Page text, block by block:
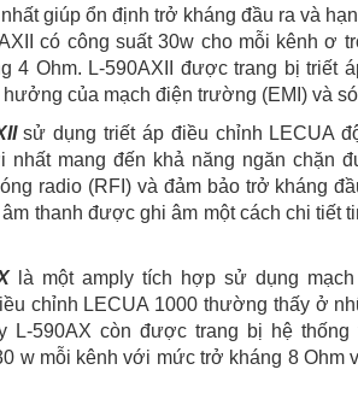
giúp ổn định trở kháng đầu ra và
có công suất 30w cho mỗi kênh ơ
4 Ohm. L-590AXII được trang bị triết
của mạch điện trường (EMI) và
sử dụng triết áp điều chỉnh LECUA
nhất mang đến khả năng ngăn chặn
radio (RFI) và đảm bảo trở kháng
thanh được ghi âm một cách chi tiết
là một amply tích hợp sử dụng
chỉnh LECUA 1000 thường thấy ở
L-590AX còn được trang bị hệ
w mỗi kênh với mức trở kháng 8 Ohm